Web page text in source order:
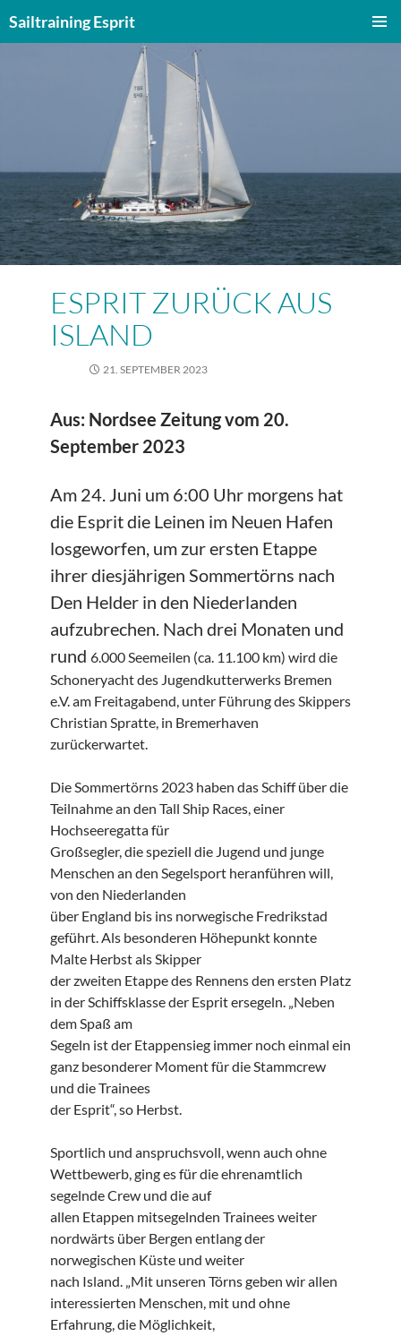
Inhalt
Sailtraining Esprit
ESPRIT ZURÜCK AUS
ISLAND
21. SEPTEMBER 2023
Aus: Nordsee Zeitung vom 20.
September 2023
Am 24. Juni um 6:00 Uhr morgens hat
die Esprit die Leinen im Neuen Hafen
losgeworfen, um zur ersten Etappe
ihrer diesjährigen Sommertörns nach
Den Helder in den Niederlanden
aufzubrechen. Nach drei Monaten und
rund 6.000 Seemeilen (ca. 11.100 km) wird die
Schoneryacht des Jugendkutterwerks Bremen
e.V. am Freitagabend, unter Führung des Skippers
Christian Spratte, in Bremerhaven
zurückerwartet.
Die Sommertörns 2023 haben das Schiff über die
Teilnahme an den Tall Ship Races, einer
Hochseeregatta für
Großsegler, die speziell die Jugend und junge
Menschen an den Segelsport heranführen will,
von den Niederlanden
über England bis ins norwegische Fredrikstad
geführt. Als besonderen Höhepunkt konnte
Malte Herbst als Skipper
der zweiten Etappe des Rennens den ersten Platz
in der Schiffsklasse der Esprit ersegeln. „Neben
dem Spaß am
Segeln ist der Etappensieg immer noch einmal ein
ganz besonderer Moment für die Stammcrew
und die Trainees
der Esprit“, so Herbst.
Sportlich und anspruchsvoll, wenn auch ohne
Wettbewerb, ging es für die ehrenamtlich
segelnde Crew und die auf
allen Etappen mitsegelnden Trainees weiter
nordwärts über Bergen entlang der
norwegischen Küste und weiter
nach Island. „Mit unseren Törns geben wir allen
interessierten Menschen, mit und ohne
Erfahrung, die Möglichkeit,